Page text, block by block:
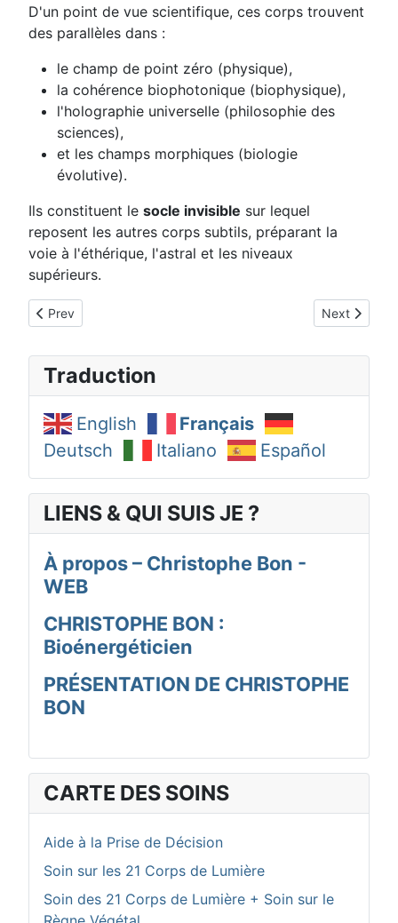
D'un point de vue scientifique, ces corps trouvent
des parallèles dans :
le champ de point zéro (physique),
la cohérence biophotonique (biophysique),
l'holographie universelle (philosophie des
sciences),
et les champs morphiques (biologie
évolutive).
Ils constituent le socle invisible sur lequel
reposent les autres corps subtils, préparant la
voie à l'éthérique, l'astral et les niveaux
supérieurs.
Previous article: Corps Subatomique CIDAR (4/21)
Prev Next article:
Next
Traduction
English
Français
Deutsch
Italiano Español
LIENS & QUI SUIS JE ?
À propos – Christophe Bon -
WEB
CHRISTOPHE BON :
Bioénergéticien
PRÉSENTATION DE CHRISTOPHE
BON
CARTE DES SOINS
Aide à la Prise de Décision
Soin sur les 21 Corps de Lumière
Soin des 21 Corps de Lumière + Soin sur le